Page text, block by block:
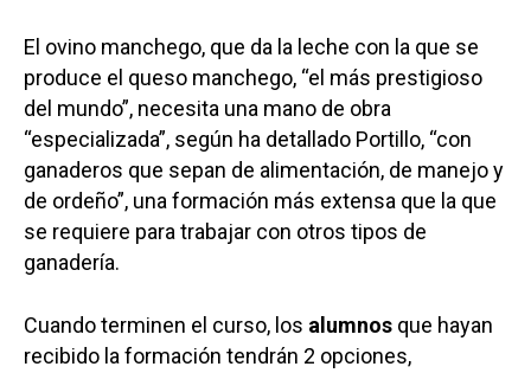
El ovino manchego, que da la leche con la que se
produce el queso manchego, “el más prestigioso
del mundo”, necesita una mano de obra
“especializada”, según ha detallado Portillo, “con
ganaderos que sepan de alimentación, de manejo y
de ordeño”, una formación más extensa que la que
se requiere para trabajar con otros tipos de
ganadería.
Cuando terminen el curso, los alumnos que hayan
recibido la formación tendrán 2 opciones,